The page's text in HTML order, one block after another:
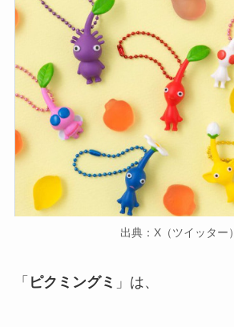
出典：X（ツイッター）
「 ピクミングミ 」は、